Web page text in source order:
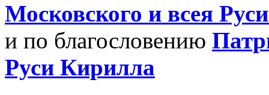
Московского и всея
и по благословению
Руси Кирилла